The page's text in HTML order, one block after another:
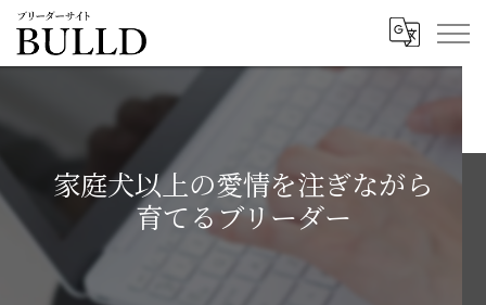
家庭犬以上の愛情を注ぎながら
育てるブリーダー